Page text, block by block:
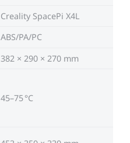
Creality SpacePi X4L
ABS/PA/PC
382 × 290 × 270 mm
45–75 °C